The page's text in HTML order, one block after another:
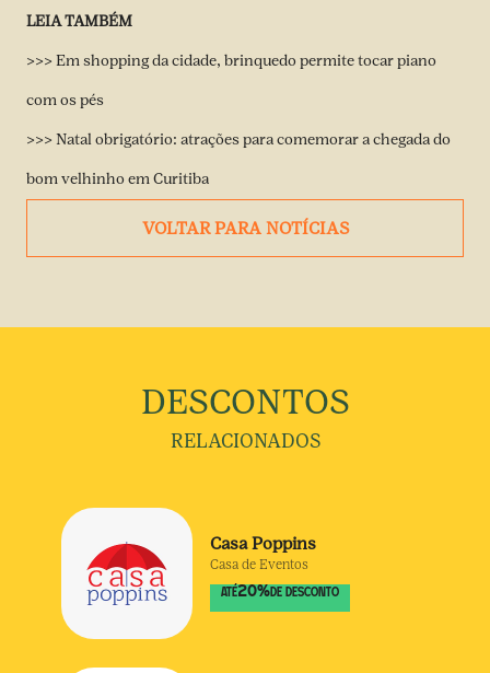
LEIA TAMBÉM
>>> Em shopping da cidade, brinquedo permite tocar piano
com os pés
>>> Natal obrigatório: atrações para comemorar a chegada do
bom velhinho em Curitiba
VOLTAR PARA NOTÍCIAS
DESCONTOS
RELACIONADOS
Casa Poppins
Casa de Eventos
ATÉ20% DE DESCONTO